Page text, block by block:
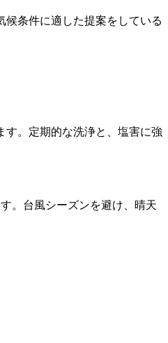
条件に適した提案をしている
す。定期的な洗浄と、塩害に強
。台風シーズンを避け、晴天